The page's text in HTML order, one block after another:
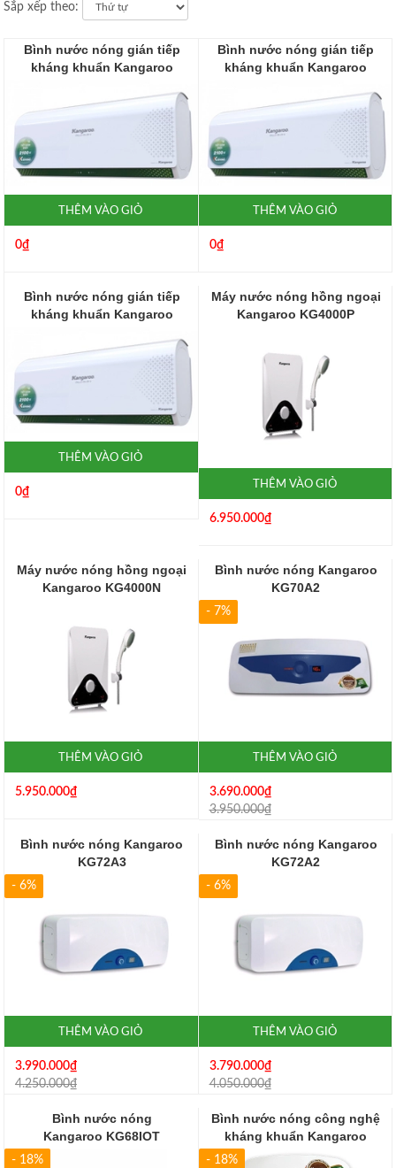
Sắp xếp theo:
Bình nước nóng gián tiếp
kháng khuẩn Kangaroo
THÊM VÀO GIỎ
0₫
Bình nước nóng gián tiếp
kháng khuẩn Kangaroo
THÊM VÀO GIỎ
0₫
Bình nước nóng gián tiếp
kháng khuẩn Kangaroo
THÊM VÀO GIỎ
0₫
Máy nước nóng hồng ngoại
Kangaroo KG4000P
THÊM VÀO GIỎ
6.950.000₫
Máy nước nóng hồng ngoại
Kangaroo KG4000N
THÊM VÀO GIỎ
5.950.000₫
Bình nước nóng Kangaroo
KG70A2
- 7%
THÊM VÀO GIỎ
3.690.000₫
3.950.000₫
Bình nước nóng Kangaroo
KG72A3
- 6%
THÊM VÀO GIỎ
3.990.000₫
4.250.000₫
Bình nước nóng Kangaroo
KG72A2
- 6%
THÊM VÀO GIỎ
3.790.000₫
4.050.000₫
Bình nước nóng
Kangaroo KG68IOT
- 18%
Bình nước nóng công nghệ
kháng khuẩn Kangaroo
KG818N
- 18%